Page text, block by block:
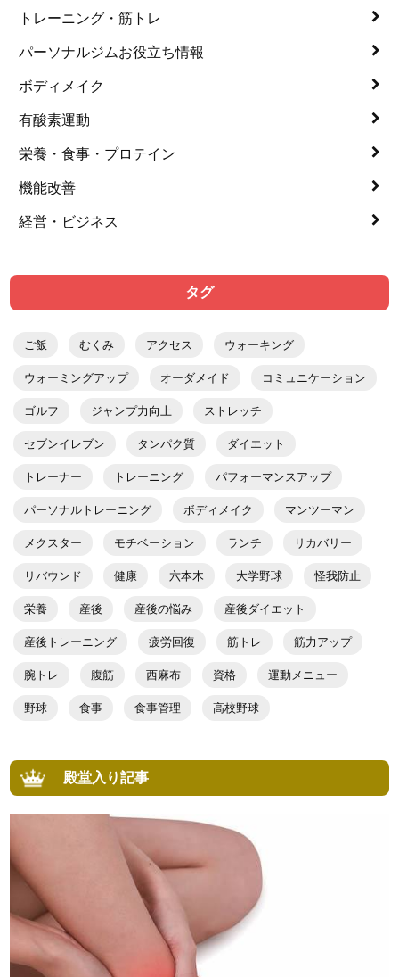
トレーニング・筋トレ
パーソナルジムお役立ち情報
ボディメイク
有酸素運動
栄養・食事・プロテイン
機能改善
経営・ビジネス
タグ
ご飯 むくみ アクセス ウォーキング
ウォーミングアップ オーダメイド コミュニケーション
ゴルフ ジャンプ力向上 ストレッチ
セブンイレブン タンパク質 ダイエット
トレーナー トレーニング パフォーマンスアップ
パーソナルトレーニング ボディメイク マンツーマン
メクスター モチベーション ランチ リカバリー
リバウンド 健康 六本木 大学野球 怪我防止
栄養 産後 産後の悩み 産後ダイエット
産後トレーニング 疲労回復 筋トレ 筋力アップ
腕トレ 腹筋 西麻布 資格 運動メニュー
野球 食事 食事管理 高校野球
殿堂入り記事